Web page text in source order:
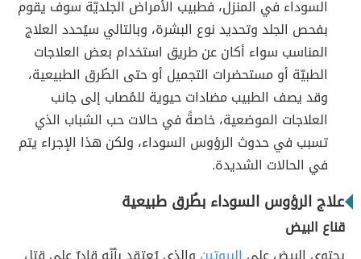
السوداء في المنزل، فطبيب الأمراض الجلديّة سوف يقوم
بفحص الجلد وتحديد نوع البشرة، وبالتالي سيُحدد العلاج
المناسب سواء أكان عن طريق استخدام بعض العلاجات
الطبيّة أو مستحضرات التجميل أو حتى الطُرق الطبيعية،
وقد يصف الطبيب مضادات حيوية للمُصاب إلى جانب
العلاجات الموضعية، خاصةً في حالات حب الشباب الذي
تسبب في حدوث الرؤوس السوداء، ولكن هذا الإجراء يتم
في الحالات الشديدة.
علاج الرؤوس السوداء بطُرق طبيعية
قناع البيض